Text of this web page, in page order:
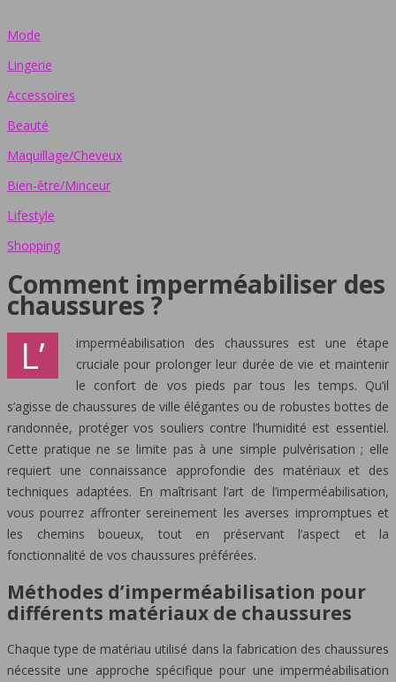
Mode
Lingerie
Accessoires
Beauté
Maquillage/Cheveux
Bien-être/Minceur
Lifestyle
Shopping
Comment imperméabiliser des
chaussures ?
L’
imperméabilisation des chaussures est une étape
cruciale pour prolonger leur durée de vie et maintenir
le confort de vos pieds par tous les temps. Qu’il
s’agisse de chaussures de ville élégantes ou de robustes bottes de
randonnée, protéger vos souliers contre l’humidité est essentiel.
Cette pratique ne se limite pas à une simple pulvérisation ; elle
requiert une connaissance approfondie des matériaux et des
techniques adaptées. En maîtrisant l’art de l’imperméabilisation,
vous pourrez affronter sereinement les averses impromptues et
les chemins boueux, tout en préservant l’aspect et la
fonctionnalité de vos chaussures préférées.
Méthodes d’imperméabilisation pour
différents matériaux de chaussures
Chaque type de matériau utilisé dans la fabrication des chaussures
nécessite une approche spécifique pour une imperméabilisation